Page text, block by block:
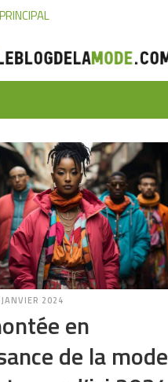
JANVIER 2024
en
de la mode